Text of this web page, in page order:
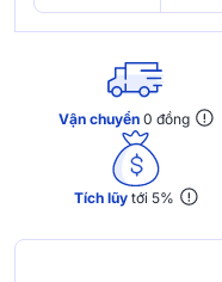
Vận chuyển 0 đồng
Tích lũy tới 5%